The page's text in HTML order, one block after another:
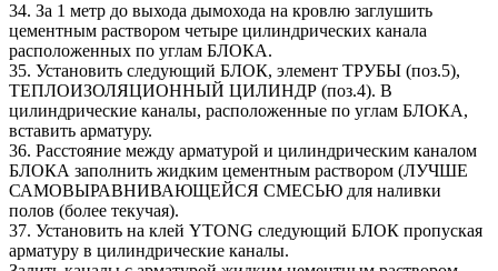
34. За 1 метр до выхода дымохода на кровлю заглушить
цементным раствором четыре цилиндрических канала
расположенных по углам БЛОКА.
35. Установить следующий БЛОК, элемент ТРУБЫ (поз.5),
ТЕПЛОИЗОЛЯЦИОННЫЙ ЦИЛИНДР (поз.4). В
цилиндрические каналы, расположенные по углам БЛОКА,
вставить арматуру.
36. Расстояние между арматурой и цилиндрическим каналом
БЛОКА заполнить жидким цементным раствором (ЛУЧШЕ
САМОВЫРАВНИВАЮЩЕЙСЯ СМЕСЬЮ для наливки
полов (более текучая).
37. Установить на клей YTONG следующий БЛОК пропуская
арматуру в цилиндрические каналы.